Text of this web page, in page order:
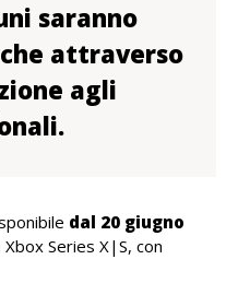
saranno
attraverso
agli
dal 20 giugno
Xbox Series X|S, con